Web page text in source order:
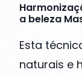
a beleza
Esta
naturais e